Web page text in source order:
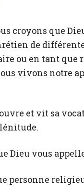
croyons que
de
ou en tant
vivons notre
et vit sa
Dieu vous
personne